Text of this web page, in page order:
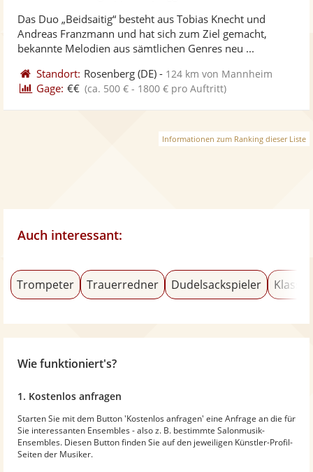
Das Duo „Beidsaitig“ besteht aus Tobias Knecht und
Andreas Franzmann und hat sich zum Ziel gemacht,
bekannte Melodien aus sämtlichen Genres neu ...
Standort: Rosenberg (DE) - 124 km von Mannheim
Gage: €€ (ca. 500 € - 1800 € pro Auftritt)
Informationen zum Ranking dieser Liste
Auch interessant:
Trompeter Trauerredner Dudelsackspieler
Wie funktioniert's?
1. Kostenlos anfragen
Starten Sie mit dem Button 'Kostenlos anfragen' eine Anfrage an die für
Sie interessanten Ensembles - also z. B. bestimmte Salonmusik-
Ensembles. Diesen Button finden Sie auf den jeweiligen Künstler-Profil-
Seiten der Musiker.